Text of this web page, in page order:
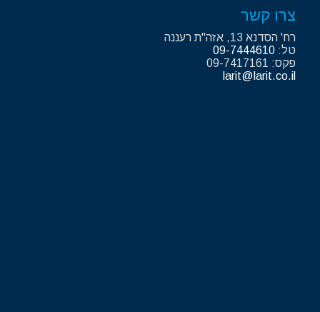
צרו קשר
רח' הסדנא 13, אזה"ת רעננה
טל: 09-7444610
פקס: 09-7417161
larit@larit.co.il